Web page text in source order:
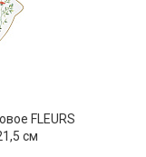
FLEURS
см